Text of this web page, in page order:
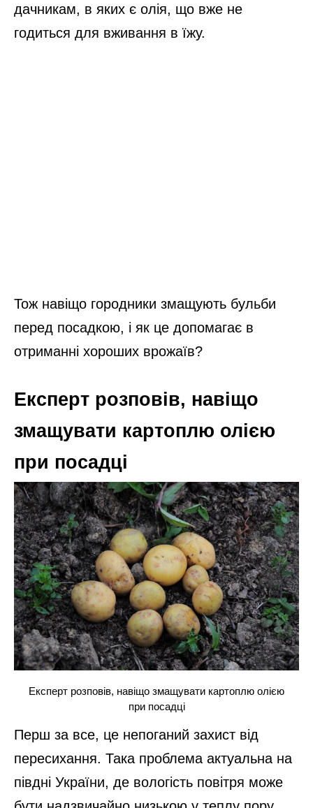
дачникам, в яких є олія, що вже не
годиться для вживання в їжу.
Тож навіщо городники змащують бульби
перед посадкою, і як це допомагає в
отриманні хороших врожаїв?
Експерт розповів, навіщо
змащувати картоплю олією
при посадці
Експерт розповів, навіщо змащувати картоплю олією
при посадці
Перш за все, це непоганий захист від
пересихання. Така проблема актуальна на
півдні України, де вологість повітря може